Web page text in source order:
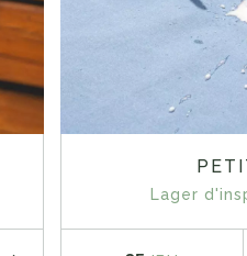
Lager